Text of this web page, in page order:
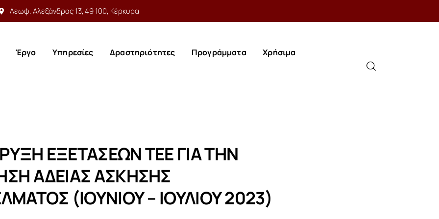
Λεωφ. Αλεξάνδρας 13, 49 100, Κέρκυρα
Έργο Υπηρεσίες Δραστηριότητες Προγράμματα Χρήσιμα
ΕΞΕΤΑΣΕΩΝ ΤΕΕ ΓΙΑ ΤΗΝ
ΑΔΕΙΑΣ ΑΣΚΗΣΗΣ
(ΙΟΥΝΙΟΥ – ΙΟΥΛΙΟΥ 2023)